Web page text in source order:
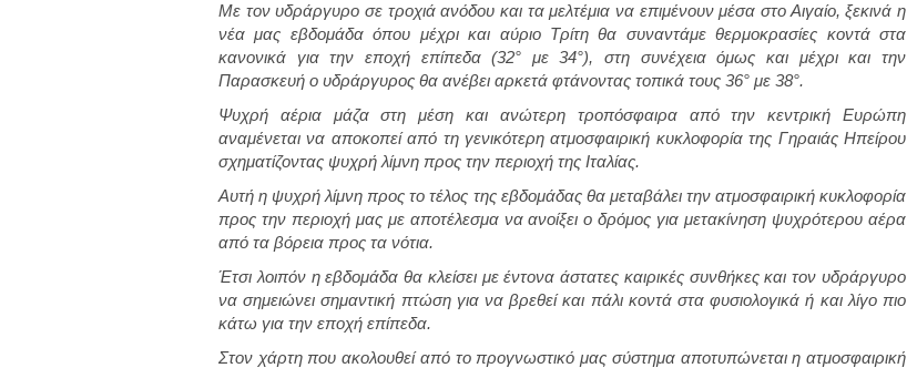
Με τον υδράργυρο σε τροχιά ανόδου και τα μελτέμια να επιμένουν μέσα στο Αιγαίο, ξεκινά η
νέα μας εβδομάδα όπου μέχρι και αύριο Τρίτη θα συναντάμε θερμοκρασίες κοντά στα
κανονικά για την εποχή επίπεδα (32° με 34°), στη συνέχεια όμως και μέχρι και την
Παρασκευή ο υδράργυρος θα ανέβει αρκετά φτάνοντας τοπικά τους 36° με 38°.
Ψυχρή αέρια μάζα στη μέση και ανώτερη τροπόσφαιρα από την κεντρική Ευρώπη
αναμένεται να αποκοπεί από τη γενικότερη ατμοσφαιρική κυκλοφορία της Γηραιάς Ηπείρου
σχηματίζοντας ψυχρή λίμνη προς την περιοχή της Ιταλίας.
Αυτή η ψυχρή λίμνη προς το τέλος της εβδομάδας θα μεταβάλει την ατμοσφαιρική κυκλοφορία
προς την περιοχή μας με αποτέλεσμα να ανοίξει ο δρόμος για μετακίνηση ψυχρότερου αέρα
από τα βόρεια προς τα νότια.
Έτσι λοιπόν η εβδομάδα θα κλείσει με έντονα άστατες καιρικές συνθήκες και τον υδράργυρο
να σημειώνει σημαντική πτώση για να βρεθεί και πάλι κοντά στα φυσιολογικά ή και λίγο πιο
κάτω για την εποχή επίπεδα.
Στον χάρτη που ακολουθεί από το προγνωστικό μας σύστημα αποτυπώνεται η ατμοσφαιρική